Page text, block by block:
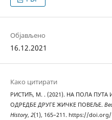
Објављено
16.12.2021
Како цитирати
РИСТИЋ, М. . (2021). НА ПОЛА ПУТА
ОДРЕДБЕ ДРУГЕ ЖИЧКЕ ПОВЕЉЕ.
History, 2(1), 165–211. https://doi.org/